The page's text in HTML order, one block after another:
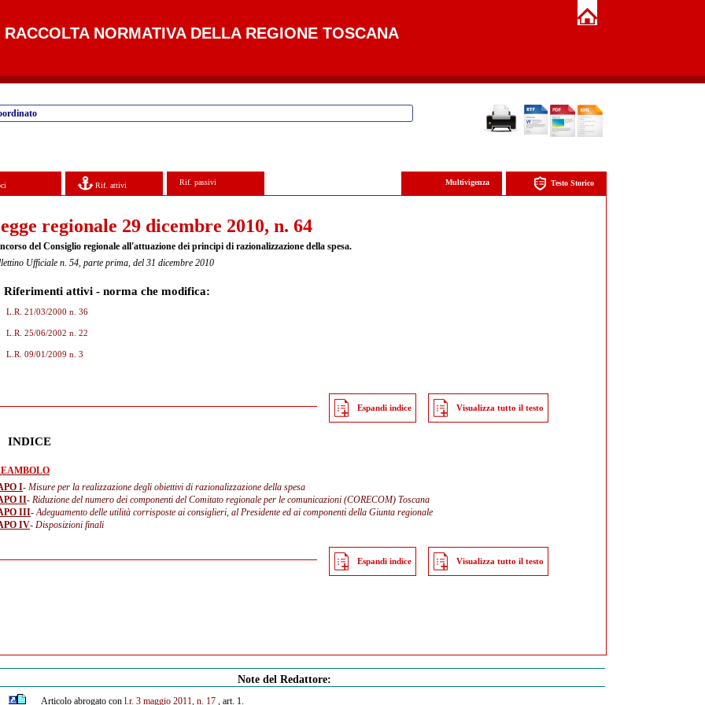
RACCOLTA NORMATIVA DELLA REGIONE TOSCANA
Rif. attivi Rif. passivi Testo Storico
Multivigenza
regionale 29 dicembre 2010, n. 64
del Consiglio regionale all'attuazione dei principi di razionalizzazione della spesa.
Ufficiale n. 54, parte prima, del 31 dicembre 2010
Riferimenti attivi - norma che modifica:
L.R. 21/03/2000 n. 36
L.R. 25/06/2002 n. 22
L.R. 09/01/2009 n. 3
Espandi indice Visualizza tutto il testo
INDICE
I- Misure per la realizzazione degli obiettivi di razionalizzazione della spesa
II- Riduzione del numero dei componenti del Comitato regionale per le comunicazioni (CORECOM) Toscana
III- Adeguamento delle utilità corrisposte ai consiglieri, al Presidente ed ai componenti della Giunta regionale
IV- Disposizioni finali
Espandi indice Visualizza tutto il testo
Note del Redattore:
Articolo abrogato con l.r. 3 maggio 2011, n. 17, art. 1.